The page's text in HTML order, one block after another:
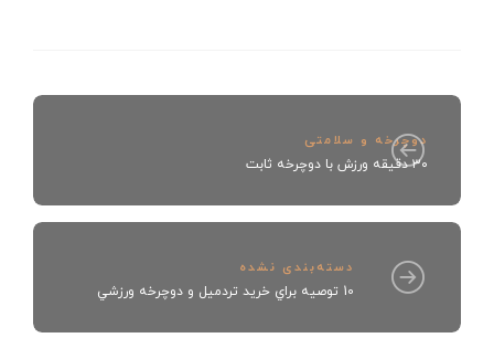
دوچرخه و سلامتی
۳۰ دقیقه ورزش با دوچرخه ثابت
دسته‌بندی نشده
10 توصيه براي خريد تردميل و دوچرخه ورزشي